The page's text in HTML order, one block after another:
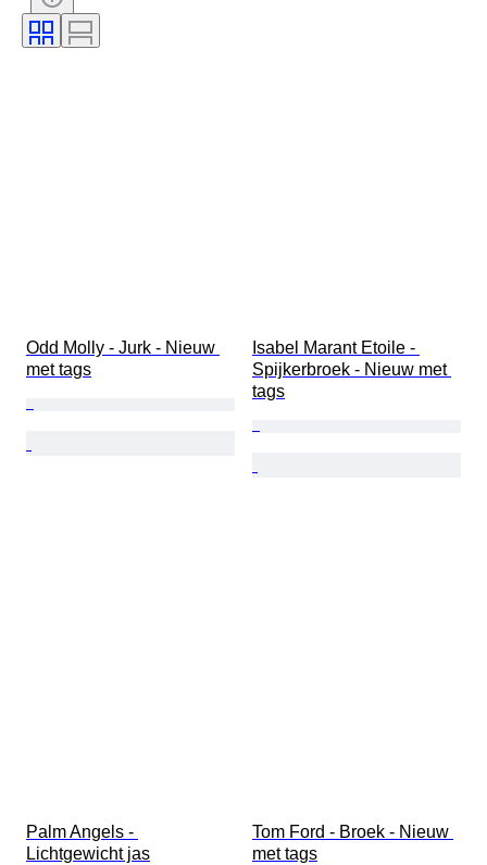
Maat op het artikel
Patroon
Odd Molly - Jurk - Nieuw
met tags
Isabel Marant Etoile -
Spijkerbroek - Nieuw met
tags
Palm Angels -
Lichtgewicht jas
Tom Ford - Broek - Nieuw
met tags